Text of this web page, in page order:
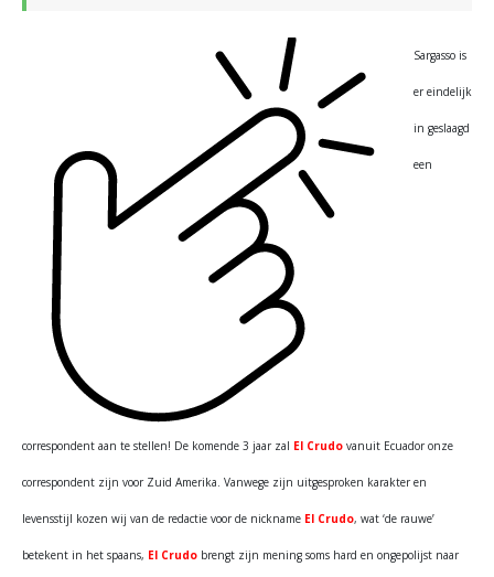
Sargasso is
er eindelijk
in geslaagd
een
correspondent aan te stellen! De komende 3 jaar zal El Crudo vanuit Ecuador onze
correspondent zijn voor Zuid Amerika. Vanwege zijn uitgesproken karakter en
levensstijl kozen wij van de redactie voor de nickname El Crudo, wat ‘de rauwe’
betekent in het spaans, El Crudo brengt zijn mening soms hard en ongepolijst naar